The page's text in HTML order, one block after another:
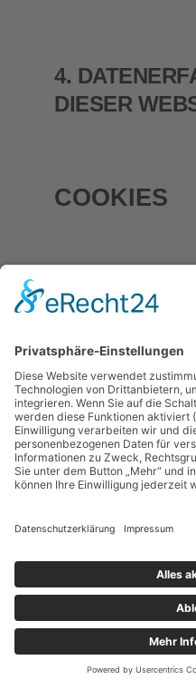
4.
DIESER
COOKIES
„Cookies“. Cookies sind
werden entweder
einer Sitzung (Session-
(permanente Cookies)
gespeichert. Session-
Ihres Besuchs
Cookies bleiben auf
bis Sie diese selbst
Löschung durch Ihren
Cookies können von
von Drittunternehmen
Cookies). Third-Party-
Einbindung bestimmter
Drittunternehmen
Cookies zur Abwicklung